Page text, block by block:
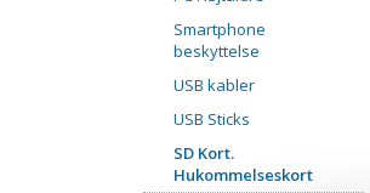
Smartphone
beskyttelse
USB kabler
USB Sticks
SD Kort.
Hukommelseskort